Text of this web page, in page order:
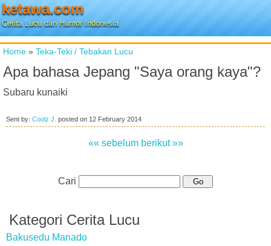
ketawa.com
Cerita Lucu dan Humor Indonesia
Home » Teka-Teki / Tebakan Lucu
Apa bahasa Jepang "Saya orang kaya"?
Subaru kunaiki
Sent by: Coolz J. posted on 12 February 2014
«« sebelum berikut »»
Cari
Kategori Cerita Lucu
Bakusedu Manado